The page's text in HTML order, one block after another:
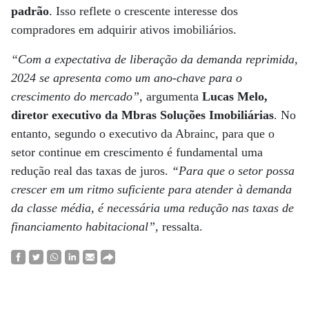
padrão. Isso reflete o crescente interesse dos
compradores em adquirir ativos imobiliários.
“Com a expectativa de liberação da demanda reprimida,
2024 se apresenta como um ano-chave para o
crescimento do mercado”, argumenta Lucas Melo,
diretor executivo da Mbras Soluções Imobiliárias. No
entanto, segundo o executivo da Abrainc, para que o
setor continue em crescimento é fundamental uma
redução real das taxas de juros. “Para que o setor possa
crescer em um ritmo suficiente para atender à demanda
da classe média, é necessária uma redução nas taxas de
financiamento habitacional”, ressalta.